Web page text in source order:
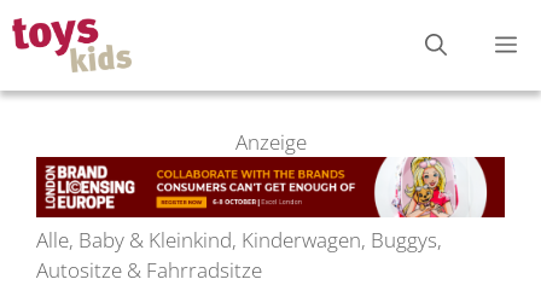
Zum
Inhalt
springen
Anzeige
Alle, Baby & Kleinkind, Kinderwagen, Buggys,
Autositze & Fahrradsitze